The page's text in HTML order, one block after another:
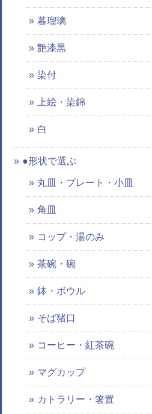
暮瑠璃
艶漆黒
染付
上絵・染錦
白
●形状で選ぶ
丸皿・プレート・小皿
角皿
コップ・湯のみ
茶碗・碗
鉢・ボウル
そば猪口
コーヒー・紅茶碗
マグカップ
カトラリー・箸置